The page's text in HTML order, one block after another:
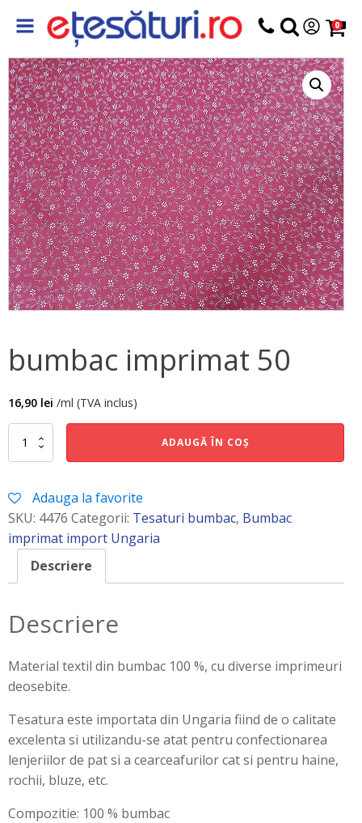
0
bumbac imprimat 50
16,90 lei /ml (TVA inclus)
Cantitate
bumbac
ADAUGĂ ÎN COȘ
Adauga la favorite
SKU: 4476 Categorii: Tesaturi bumbac, Bumbac
imprimat import Ungaria
Descriere
Descriere
Material textil din bumbac 100 %, cu diverse imprimeuri
deosebite.
Tesatura este importata din Ungaria fiind de o calitate
excelenta si utilizandu-se atat pentru confectionarea
lenjeriilor de pat si a cearceafurilor cat si pentru haine,
rochii, bluze, etc.
Compozitie: 100 % bumbac